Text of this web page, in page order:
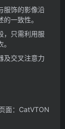
服饰的影像沿
一致性。
，只需利用服
及交叉注意力
面：CatVTON